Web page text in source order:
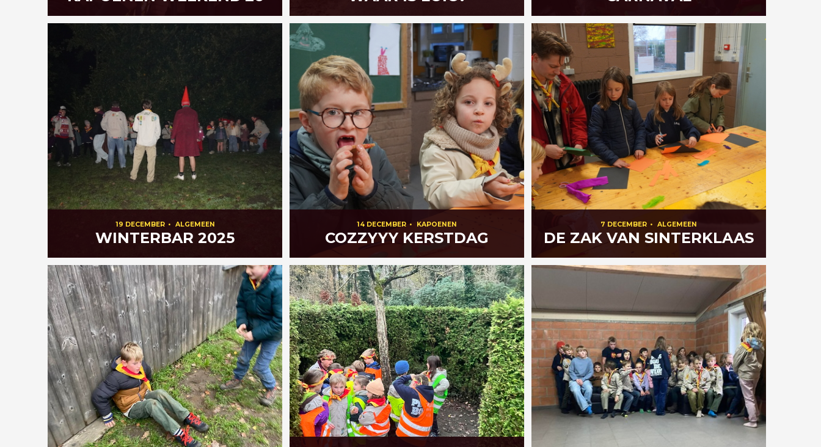
19 DECEMBER • ALGEMEEN
WINTERBAR 2025
14 DECEMBER • KAPOENEN
COZZYYY KERSTDAG
7 DECEMBER • ALGEMEEN
DE ZAK VAN SINTERKLAAS